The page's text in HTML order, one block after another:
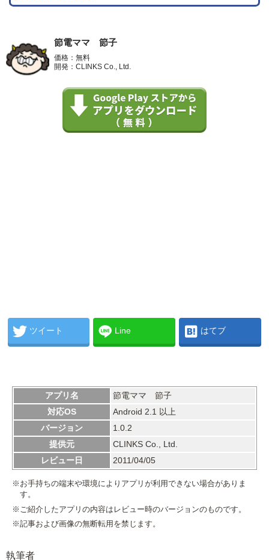
節電ママ 節子
価格：無料
開発：CLINKS Co., Ltd.
ツイート Line はてブ
アプリ名
節電ママ 節子
対応OS
Android 2.1 以上
バージョン
1.0.2
提供元
CLINKS Co., Ltd.
レビュー日
2011/04/05
※お手持ちの端末や環境によりアプリが利用できない場合がありま
す。
※ご紹介したアプリの内容はレビュー時のバージョンのものです。
※記事および画像の無断転用を禁じます。
執筆者